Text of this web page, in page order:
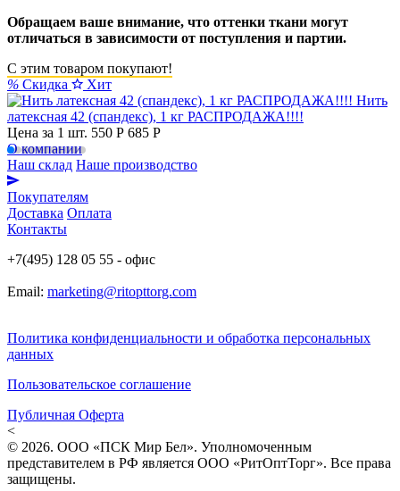
Обращаем ваше внимание, что оттенки ткани могут
отличаться в зависимости от поступления и партии.
С этим товаром покупают!
% Скидка
Хит
Нить
латексная 42 (спандекс), 1 кг РАСПРОДАЖА!!!!
Цена за 1 шт. 550 Р 685 P
О компании
Наш склад Наше производство
Покупателям
Доставка Оплата
Контакты
+7(495) 128 05 55 - офис
Email: marketing@ritopttorg.com
Политика конфиденциальности и обработка персональных
данных
Пользовательское соглашение
Публичная Оферта
<
© 2026. ООО «ПСК Мир Бел». Уполномоченным
представителем в РФ является ООО «РитОптТорг». Все права
защищены.